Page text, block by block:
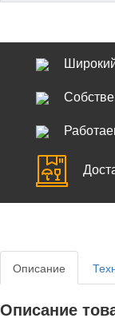
Описание
Описание